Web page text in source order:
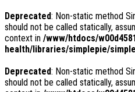
Deprecated: Non-static method
should not be called statically,
context in /www/htdocs/
health/libraries/simplepie/
Deprecated: Non-static method
should not be called statically,